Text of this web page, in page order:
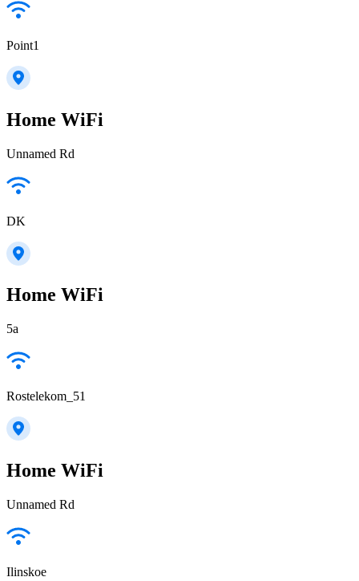
Point1
Home WiFi
Unnamed Rd
DK
Home WiFi
5а
Rostelekom_51
Home WiFi
Unnamed Rd
Ilinskoe